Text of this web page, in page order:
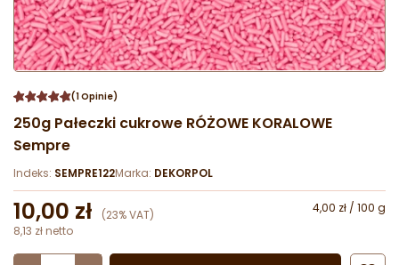
(1 Opinie)
250g Pałeczki cukrowe RÓŻOWE KORALOWE
Sempre
Indeks: SEMPRE122Marka: DEKORPOL
10,00 zł (23% VAT)
4,00 zł / 100 g
8,13 zł netto